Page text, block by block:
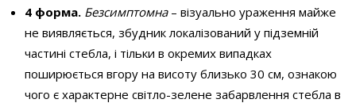
4 форма. Безсимптомна – візуально ураження майже
не виявляється, збудник локалізований у підземній
частині стебла, і тільки в окремих випадках
поширюється вгору на висоту близько 30 см, ознакою
чого є характерне світло-зелене забарвлення стебла в